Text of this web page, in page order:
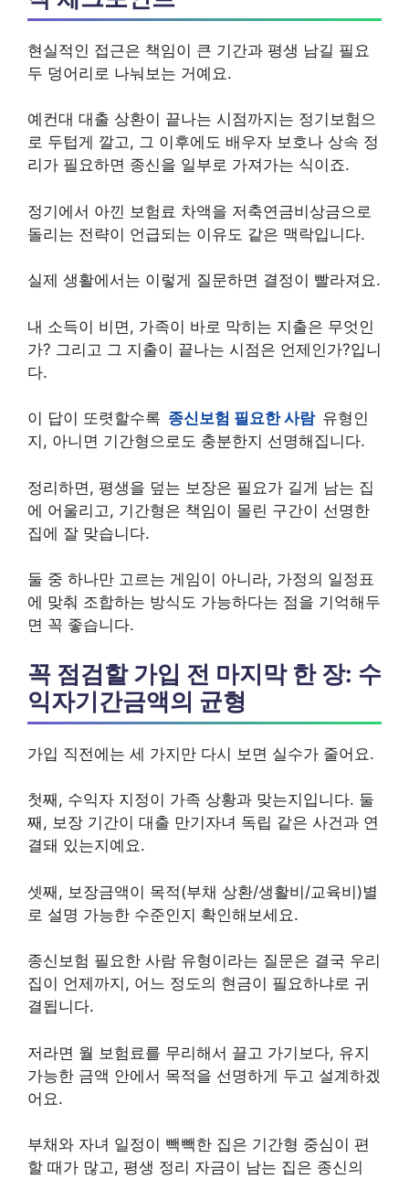
현실적인 접근은 책임이 큰 기간과 평생 남길 필요
두 덩어리로 나눠보는 거예요.
예컨대 대출 상환이 끝나는 시점까지는 정기보험으
로 두텁게 깔고, 그 이후에도 배우자 보호나 상속 정
리가 필요하면 종신을 일부로 가져가는 식이죠.
정기에서 아낀 보험료 차액을 저축연금비상금으로
돌리는 전략이 언급되는 이유도 같은 맥락입니다.
실제 생활에서는 이렇게 질문하면 결정이 빨라져요.
내 소득이 비면, 가족이 바로 막히는 지출은 무엇인
가? 그리고 그 지출이 끝나는 시점은 언제인가?입니
다.
이 답이 또렷할수록 종신보험 필요한 사람 유형인
지, 아니면 기간형으로도 충분한지 선명해집니다.
정리하면, 평생을 덮는 보장은 필요가 길게 남는 집
에 어울리고, 기간형은 책임이 몰린 구간이 선명한
집에 잘 맞습니다.
둘 중 하나만 고르는 게임이 아니라, 가정의 일정표
에 맞춰 조합하는 방식도 가능하다는 점을 기억해두
면 꼭 좋습니다.
꼭 점검할 가입 전 마지막 한 장: 수
익자기간금액의 균형
가입 직전에는 세 가지만 다시 보면 실수가 줄어요.
첫째, 수익자 지정이 가족 상황과 맞는지입니다. 둘
째, 보장 기간이 대출 만기자녀 독립 같은 사건과 연
결돼 있는지예요.
셋째, 보장금액이 목적(부채 상환/생활비/교육비)별
로 설명 가능한 수준인지 확인해보세요.
종신보험 필요한 사람 유형이라는 질문은 결국 우리
집이 언제까지, 어느 정도의 현금이 필요하냐로 귀
결됩니다.
저라면 월 보험료를 무리해서 끌고 가기보다, 유지
가능한 금액 안에서 목적을 선명하게 두고 설계하겠
어요.
부채와 자녀 일정이 빽빽한 집은 기간형 중심이 편
할 때가 많고, 평생 정리 자금이 남는 집은 종신의